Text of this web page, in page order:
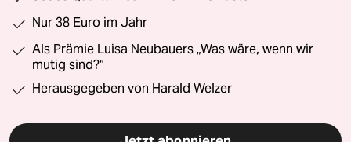
Nur 38 Euro im Jahr
Als Prämie Luisa Neubauers „Was wäre, wenn wir
mutig sind?“
Herausgegeben von Harald Welzer